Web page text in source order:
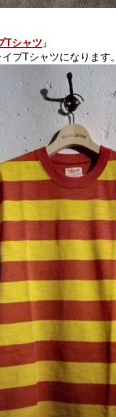
Tシャツ 』
プTシャツになります。